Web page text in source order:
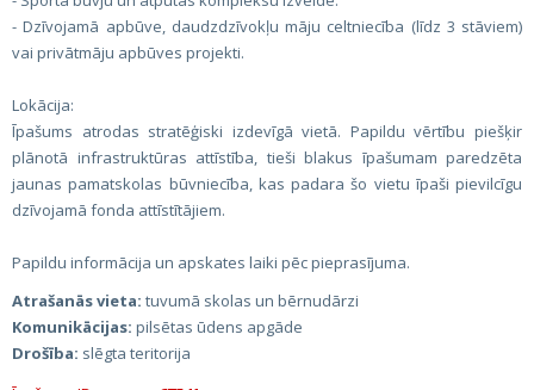
- Dzīvojamā apbūve, daudzdzīvokļu māju celtniecība (līdz 3 stāviem)
vai privātmāju apbūves projekti.
Lokācija:
Īpašums atrodas stratēģiski izdevīgā vietā. Papildu vērtību piešķir
plānotā infrastruktūras attīstība, tieši blakus īpašumam paredzēta
jaunas pamatskolas būvniecība, kas padara šo vietu īpaši pievilcīgu
dzīvojamā fonda attīstītājiem.
Papildu informācija un apskates laiki pēc pieprasījuma.
Atrašanās vieta: tuvumā skolas un bērnudārzi
Komunikācijas: pilsētas ūdens apgāde
Drošība: slēgta teritorija